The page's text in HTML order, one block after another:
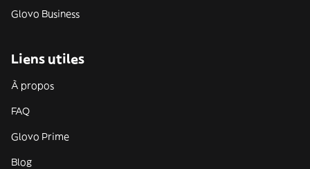
Glovo Business
Liens utiles
À propos
FAQ
Glovo Prime
Blog